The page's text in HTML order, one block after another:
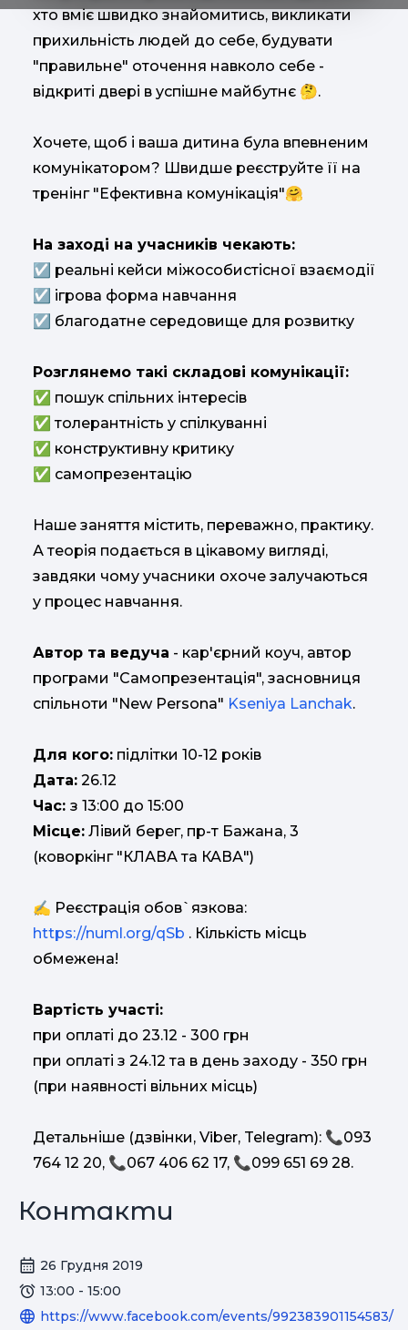
хто вміє швидко знайомитись, викликати
прихильність людей до себе, будувати
"правильне" оточення навколо себе -
відкриті двері в успішне майбутнє 🤔.
Хочете, щоб і ваша дитина була впевненим
комунікатором? Швидше реєструйте її на
тренінг "Ефективна комунікація"🤗
На заході на учасників чекають:
☑ реальні кейси міжособистісної взаємодії
☑ ігрова форма навчання
☑ благодатне середовище для розвитку
Розглянемо такі складові комунікації:
✅ пошук спільних інтересів
✅ толерантність у спілкуванні
✅ конструктивну критику
✅ самопрезентацію
Наше заняття містить, переважно, практику.
А теорія подається в цікавому вигляді,
завдяки чому учасники охоче залучаються
у процес навчання.
Автор та ведуча - кар'єрний коуч, автор
програми "Самопрезентація", засновниця
спільноти "New Persona" Kseniya Lanchak.
Для кого: підлітки 10-12 років
Дата: 26.12
Час: з 13:00 до 15:00
Місце: Лівий берег, пр-т Бажана, 3
(коворкінг "КЛАВА та КАВА")
✍ Реєстрація обов`язкова:
https://numl.org/qSb . Кількість місць
обмежена!
Вартість участі:
при оплаті до 23.12 - 300 грн
при оплаті з 24.12 та в день заходу - 350 грн
(при наявності вільних місць)
Детальніше (дзвінки, Viber, Telegram): 📞093
764 12 20, 📞067 406 62 17, 📞099 651 69 28.
Контакти
26 Грудня 2019
13:00 - 15:00
https://www.facebook.com/events/992383901154583/